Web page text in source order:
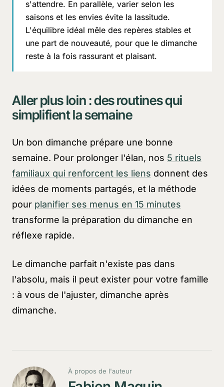
s'attendre. En parallèle, varier selon les
saisons et les envies évite la lassitude.
L'équilibre idéal mêle des repères stables et
une part de nouveauté, pour que le dimanche
reste à la fois rassurant et plaisant.
Aller plus loin : des routines qui
simplifient la semaine
Un bon dimanche prépare une bonne
semaine. Pour prolonger l'élan, nos 5 rituels
familiaux qui renforcent les liens donnent des
idées de moments partagés, et la méthode
pour planifier ses menus en 15 minutes
transforme la préparation du dimanche en
réflexe rapide.
Le dimanche parfait n'existe pas dans
l'absolu, mais il peut exister pour votre famille
: à vous de l'ajuster, dimanche après
dimanche.
À propos de l'auteur